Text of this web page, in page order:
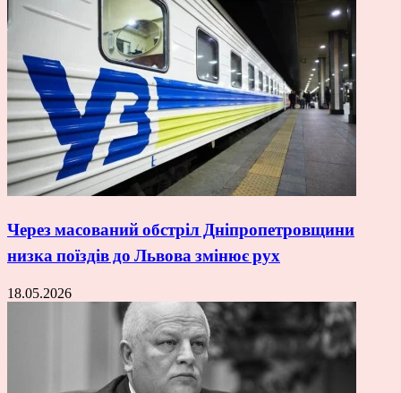
Через масований обстріл Дніпропетровщини
низка поїздів до Львова змінює рух
18.05.2026